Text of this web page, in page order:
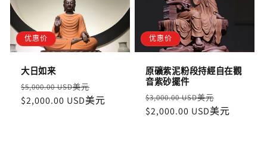
优惠价
大日如来
定
價
$5,000.00 USD美元
價
$2,000.00 USD美元
优惠价
原礦紫泥粉段持經自在觀
音紫砂擺件
定
價
$3,000.00 USD美元
價
$2,000.00 USD美元